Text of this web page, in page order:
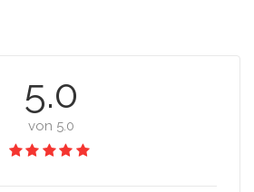
5.0
von 5.0